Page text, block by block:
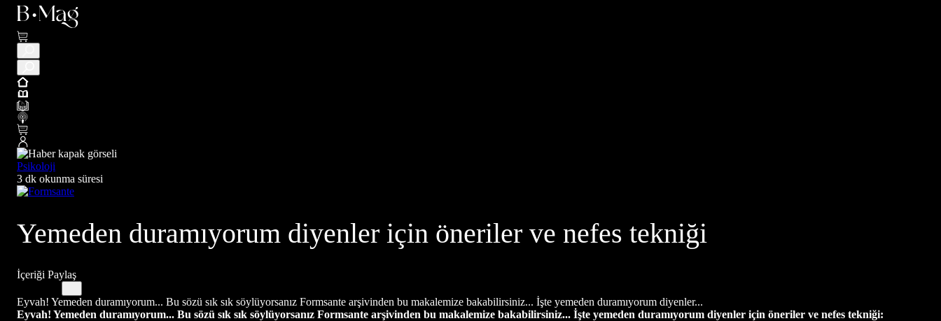
Psikoloji
3 dk okunma süresi
Yemeden duramıyorum diyenler için öneriler ve nefes tekniği
İçeriği Paylaş
Eyvah! Yemeden duramıyorum... Bu sözü sık sık söylüyorsanız Formsante arşivinden bu makalemize bakabilirsiniz... İşte yemeden duramıyorum diyenler...
Eyvah! Yemeden duramıyorum... Bu sözü sık sık söylüyorsanız Formsante arşivinden bu makalemize bakabilirsiniz... İşte yemeden duramıyorum diyenler için öneriler ve nefes tekniği: